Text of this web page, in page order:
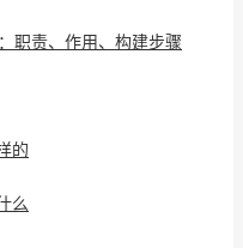
职责、作用、构建步骤
的
么